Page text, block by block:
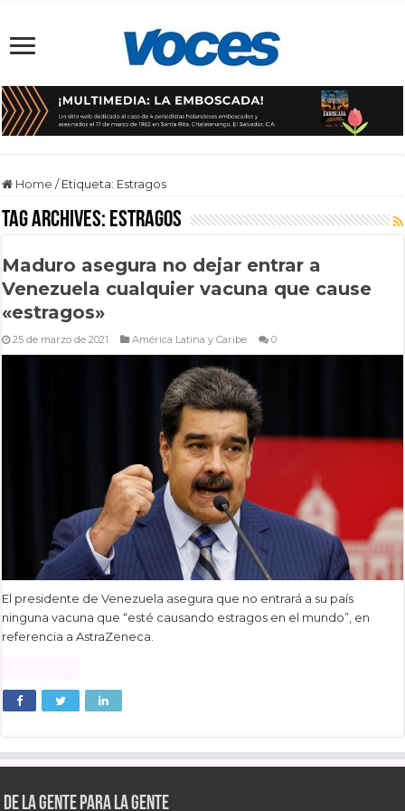
Home / Etiqueta: Estragos
Tag Archives: Estragos
Maduro asegura no dejar entrar a
Venezuela cualquier vacuna que cause
«estragos»
25 de marzo de 2021 América Latina y Caribe 0
El presidente de Venezuela asegura que no entrará a su país
ninguna vacuna que “esté causando estragos en el mundo”, en
referencia a AstraZeneca.
De la gente para la gente